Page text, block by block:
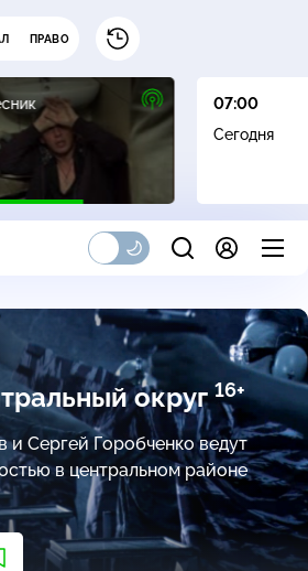
ПРАВО
16+
07:00
Сегодня
округ16+
Сергей Горобченко ведут
в центральном районе